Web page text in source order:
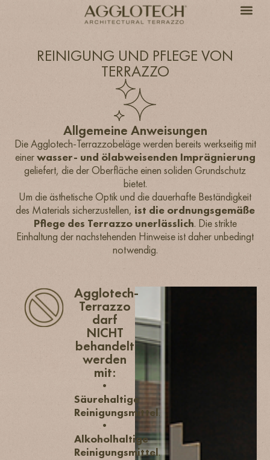
REINIGUNG UND PFLEGE VON
TERRAZZO
Allgemeine Anweisungen
Die Agglotech-Terrazzobeläge werden bereits werkseitig mit
einerwasser- und ölabweisenden Imprägnierung
geliefert, die der Oberfläche einen soliden Grundschutz
bietet.
Um die ästhetische Optik und die dauerhafte Beständigkeit
des Materials sicherzustellen, ist die ordnungsgemäße
Pflege des Terrazzo unerlässlich. Die strikte
Einhaltung der nachstehenden Hinweise ist daher unbedingt
notwendig.
Agglotech-
Terrazzo
darf
NICHT
behandelt
werden
mit:
•
Säurehaltige
Reinigungsmittel.
•
Alkoholhaltige
Reinigungsmittel.